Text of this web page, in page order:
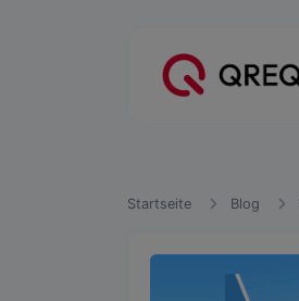
Startseite Blog